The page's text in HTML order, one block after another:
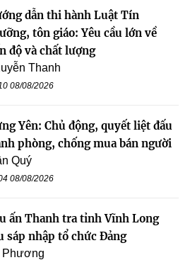
dẫn thi hành Luật Tín
tôn giáo: Yêu cầu lớn về
độ và chất lượng
Thanh
08/08/2026
Yên: Chủ động, quyết liệt đấu
phòng, chống mua bán người
Quý
08/08/2026
ấn Thanh tra tỉnh Vĩnh Long
sáp nhập tổ chức Đảng
Phương